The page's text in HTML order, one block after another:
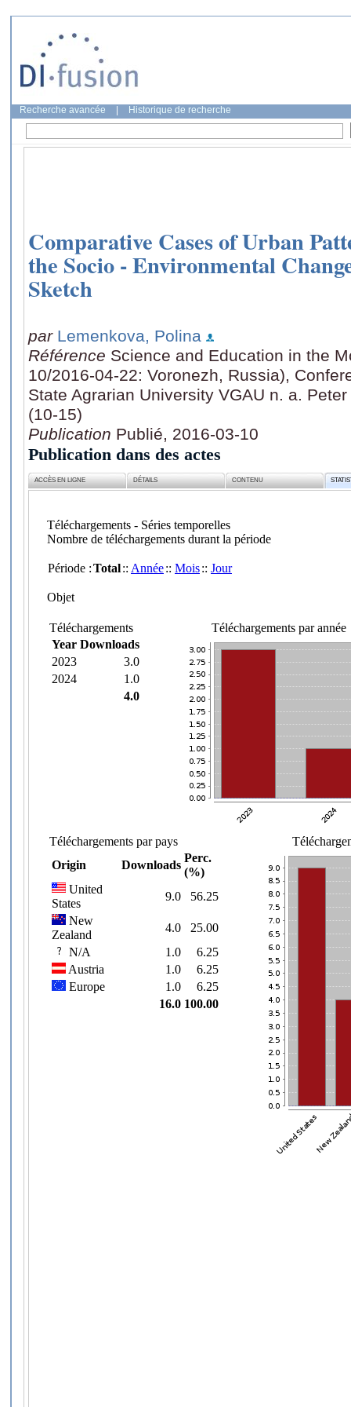
Recherche avancée Historique de recherche
Comparative Cases of Urban
the Socio - Environmental
Sketch
par Lemenkova, Polina
Référence Science and Education in the
10/2016-04-22: Voronezh, Russia),
State Agrarian University VGAU n. a.
(10-15)
Publication Publié, 2016-03-10
Publication dans des actes
ACCÈS EN LIGNE DÉTAILS CONTENU